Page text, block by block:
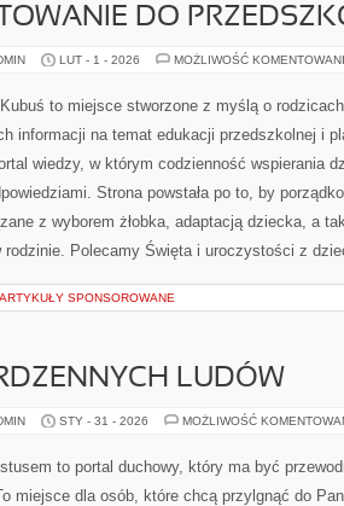
DO
LUT - 1 - 2026 MOŻLIWOŚĆ
to miejsce stworzone z myślą o
informacji na temat edukacji przedszkolnej i
wiedzy, w którym codzienność wspierania
Strona powstała po to, by
z wyborem żłobka, adaptacją dziecka, a
rodzinie. Polecamy Święta i uroczystości z
ARTYKUŁY SPONSOROWANE
LUDÓW
STY - 31 - 2026 MOŻLIWOŚĆ
to portal duchowy, który ma być
miejsce dla osób, które chcą przylgnąć do